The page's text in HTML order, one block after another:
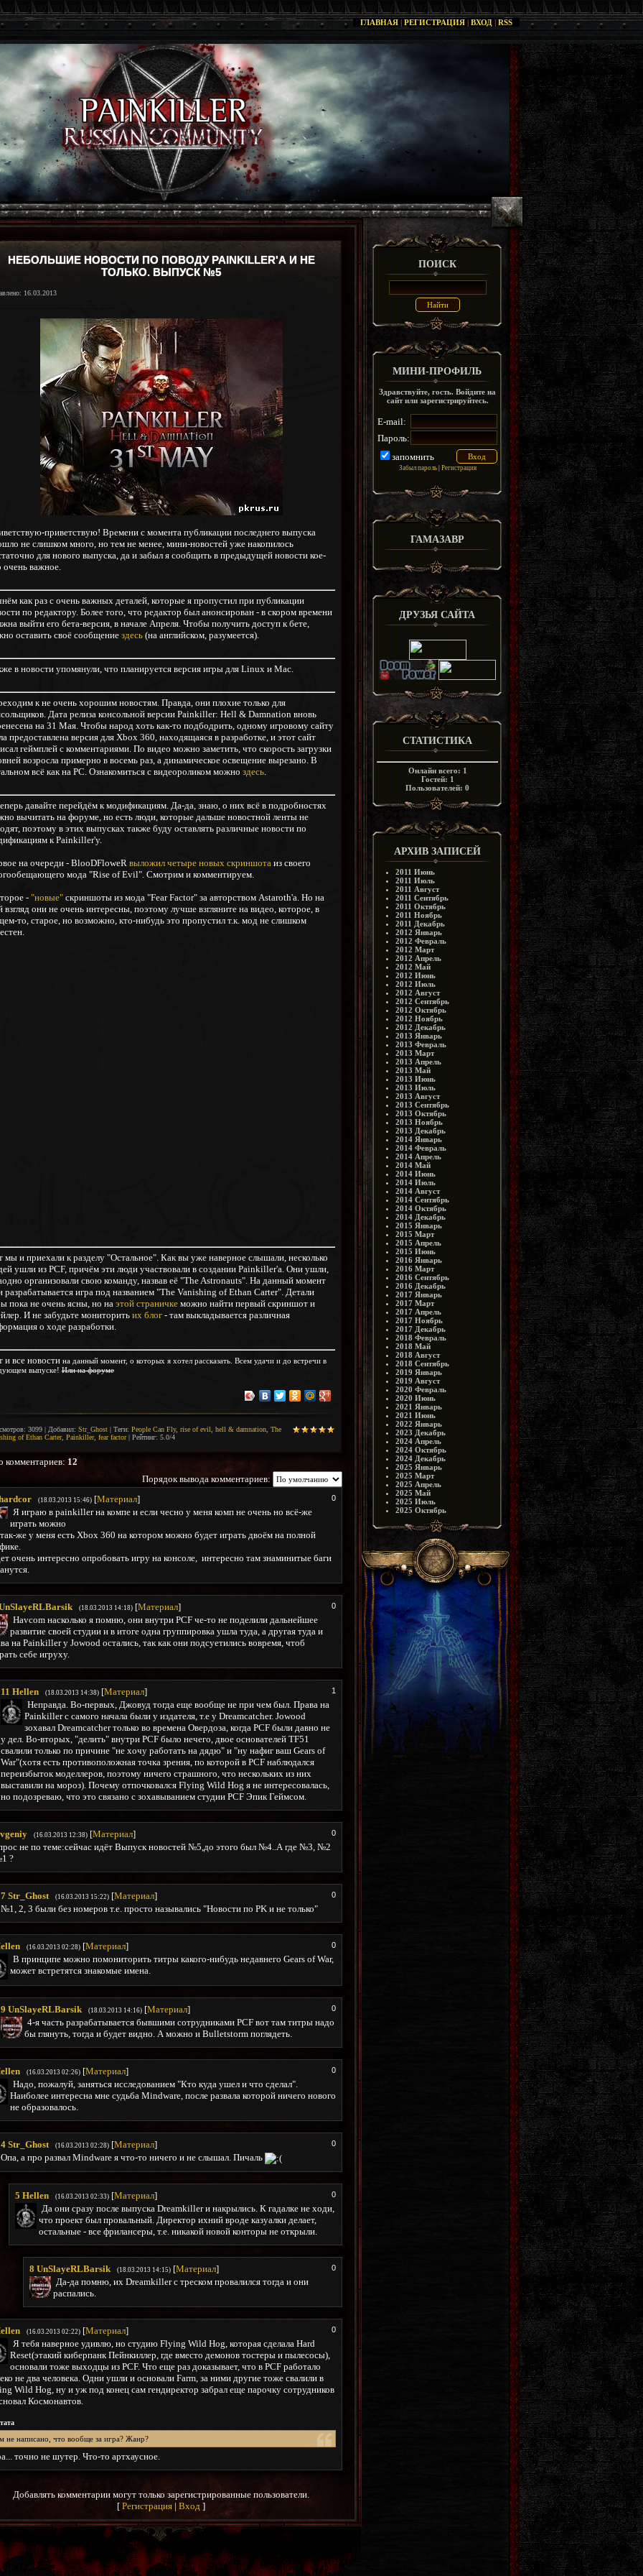
ГЛАВНАЯ | РЕГИСТРАЦИЯ | ВХОД | RSS
НЕБОЛЬШИЕ НОВОСТИ ПО ПОВОДУ PAINKILLER'А И НЕ
ТОЛЬКО. ВЫПУСК №5
16.03.2013
приветствую! Времени с момента публикации последнего выпуска
не слишком много, но тем не менее, мини-новостей уже накопилось
для нового выпуска, да и забыл я сообщить в предыдущей новости кое-
очень важное.
как раз с очень важных деталей, которые я пропустил при публикации
по редактору. Более того, что редактор был анонсирован - в скором времени
выйти его бета-версия, в начале Апреля. Чтобы получить доступ к бете,
оставить своё сообщение здесь (на английском, разумеется).
в новости упомянули, что планируется версия игры для Linux и Mac.
к не очень хорошим новостям. Правда, они плохие только для
Дата релиза консольной версии Painkiller: Hell & Damnation вновь
на 31 Мая. Чтобы народ хоть как-то подбодрить, одному игровому сайту
предоставлена версия для Xbox 360, находящаяся в разработке, и этот сайт
геймплей с комментариями. По видео можно заметить, что скорость загрузки
возросла примерно в восемь раз, а динамическое освещение вырезано. В
всё как на PC. Ознакомиться с видеороликом можно здесь.
давайте перейдём к модификациям. Да-да, знаю, о них всё в подробностях
вычитать на форуме, но есть люди, которые дальше новостной ленты не
поэтому в этих выпусках также буду оставлять различные новости по
к Painkiller'у.
на очереди - BlooDFloweR выложил четыре новых скриншота из своего
мода "Rise of Evil". Смотрим и комментируем.
- "новые" скриншоты из мода "Fear Factor" за авторством Astaroth'а. Но на
взгляд они не очень интересны, поэтому лучше взгляните на видео, которое, в
то, старое, но возможно, кто-нибудь это пропустил т.к. мод не слишком
мы и приехали к разделу "Остальное". Как вы уже наверное слышали, несколько
ушли из PCF, причём эти люди участвовали в создании Painkiller'а. Они ушли,
организовали свою команду, назвав её "The Astronauts". На данный момент
разрабатывается игра под названием "The Vanishing of Ethan Carter". Детали
пока не очень ясны, но наэтой страничке можно найти первый скриншот и
И не забудьте мониторить их блог - там выкладывается различная
о ходе разработки.
и все новости на данный момент, о которых я хотел рассказать. Всем удачи и до встречи в
выпуске! Или на форуме
: 3099 | Добавил: Str_Ghost | Теги: People Can Fly, rise of evil hell & damnation The
of Ethan Carter, Painkiller, fear factor| Рейтинг: 5.0/4
комментариев: 12
Порядок вывода комментариев:
0
(18.03.2013 15:46) [Материал]
Я играю в painkiller на компе и если чесно у меня комп не очень но всё-же
играть можно
же у меня есть Xbox 360 на котором можно будет играть двоём на полной
очень интересно опробовать игру на консоле, интересно там знаминитые баги
0
(18.03.2013 14:18) [Материал]
Havcom насколько я помню, они внутри PCF че-то не поделили дальнейшее
развитие своей студии и в итоге одна группировка ушла туда, а другая туда и
на Painkiller у Jowood остались, так как они подсуетились вовремя, чтоб
себе игруху.
1
11 Hellen (18.03.2013 14:38) [Материал]
Неправда. Во-первых, Джовуд тогда еще вообще не при чем был. Права на
Painkiller c самого начала были у издателя, т.е у Dreamcatcher. Jowood
зохавал Dreamcatcher только во времена Овердоза, когда PCF были давно не
у дел. Во-вторых, "делить" внутри PCF было нечего, двое основателей TF51
свалили только по причине "не хочу работать на дядю" и "ну нафиг ваш Gears of
War"(хотя есть противоположная точка зрения, по которой в PCF наблюдался
переизбыток моделлеров, поэтому ничего страшного, что нескольких из них
выставили на мороз). Почему отпочковался Flying Wild Hog я не интересовалась,
но подозреваю, что это связано с зохавыванием студии PCF Эпик Геймсом.
0
(16.03.2013 12:38) [Материал]
не по теме:сейчас идёт Выпуск новостей №5,до этого был №4..А где №3, №2
?
0
7 Str_Ghost (16.03.2013 15:22) [Материал]
№1, 2, 3 были без номеров т.е. просто назывались "Новости по PK и не только"
0
(16.03.2013 02:28) [Материал]
В принципе можно помониторить титры какого-нибудь недавнего Gears of War,
может встретятся знакомые имена.
0
9 UnSlayeRLBarsik (18.03.2013 14:16) [Материал]
4-я часть разрабатывается бывшими сотрудниками PCF вот там титры надо
бы глянуть, тогда и будет видно. А можно и Bulletstorm поглядеть.
0
(16.03.2013 02:26) [Материал]
Надо, пожалуй, заняться исследованием "Кто куда ушел и что сделал".
Наиболее интересна мне судьба Mindware, после развала которой ничего нового
не образовалось.
0
4 Str_Ghost (16.03.2013 02:28) [Материал]
Опа, а про развал Mindware я что-то ничего и не слышал. Пичаль
0
5 Hellen (16.03.2013 02:33) [Материал]
Да они сразу после выпуска Dreamkiller и накрылись. К гадалке не ходи,
что проект был провальный. Директор ихний вроде казуалки делает,
остальные - все фрилансеры, т.е. никакой новой конторы не открыли.
0
8 UnSlayeRLBarsik (18.03.2013 14:15) [Материал]
Да-да помню, их Dreamkiller с треском провалился тогда и они
распались.
0
(16.03.2013 02:22) [Материал]
Я тебя наверное удивлю, но студию Flying Wild Hog, которая сделала Hard
Reset(этакий киберпанк Пейнкиллер, где вместо демонов тостеры и пылесосы),
основали тоже выходцы из PCF. Что еще раз доказывает, что в PCF работало
не два человека. Одни ушли и основали Farm, за ними другие тоже свалили в
Wild Hog, ну и уж под конец сам гендиректор забрал еще парочку сотрудников
Космонавтов.
не написано, что вообще за игра? Жанр?
точно не шутер. Что-то артхаусное.
Добавлять комментарии могут только зарегистрированные пользователи.
[ Регистрация | Вход ]
ПОИСК
МИНИ-ПРОФИЛЬ
Здравствуйте, гость. Войдите на
сайт или зарегистрируйтесь.
E-mail:
Пароль:
запомнить
Забыл пароль| Регистрация
ГАМАЗАВР
ДРУЗЬЯ САЙТА
СТАТИСТИКА
Онлайн всего: 1
Гостей: 1
Пользователей: 0
АРХИВ ЗАПИСЕЙ
2011 Июнь
2011 Июль
2011 Август
2011 Сентябрь
2011 Октябрь
2011 Ноябрь
2011 Декабрь
2012 Январь
2012 Февраль
2012 Март
2012 Апрель
2012 Май
2012 Июнь
2012 Июль
2012 Август
2012 Сентябрь
2012 Октябрь
2012 Ноябрь
2012 Декабрь
2013 Январь
2013 Февраль
2013 Март
2013 Апрель
2013 Май
2013 Июнь
2013 Июль
2013 Август
2013 Сентябрь
2013 Октябрь
2013 Ноябрь
2013 Декабрь
2014 Январь
2014 Февраль
2014 Апрель
2014 Май
2014 Июнь
2014 Июль
2014 Август
2014 Сентябрь
2014 Октябрь
2014 Декабрь
2015 Январь
2015 Март
2015 Апрель
2015 Июнь
2016 Январь
2016 Март
2016 Сентябрь
2016 Декабрь
2017 Январь
2017 Март
2017 Апрель
2017 Ноябрь
2017 Декабрь
2018 Февраль
2018 Май
2018 Август
2018 Сентябрь
2019 Январь
2019 Август
2020 Февраль
2020 Июнь
2021 Январь
2021 Июнь
2022 Январь
2023 Декабрь
2024 Апрель
2024 Октябрь
2024 Декабрь
2025 Январь
2025 Март
2025 Апрель
2025 Май
2025 Июль
2025 Октябрь